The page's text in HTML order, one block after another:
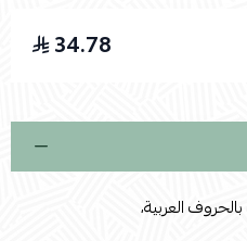
34.78
العربية،